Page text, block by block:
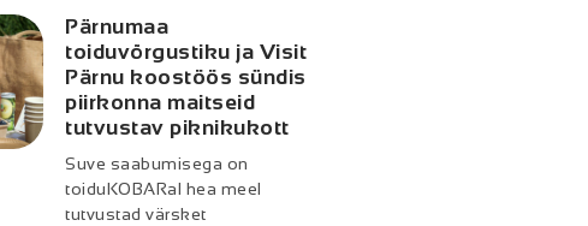
Pärnumaa
toiduvõrgustiku ja Visit
Pärnu koostöös sündis
piirkonna maitseid
tutvustav piknikukott
Suve saabumisega on
toiduKOBARal hea meel
tutvustad värsket